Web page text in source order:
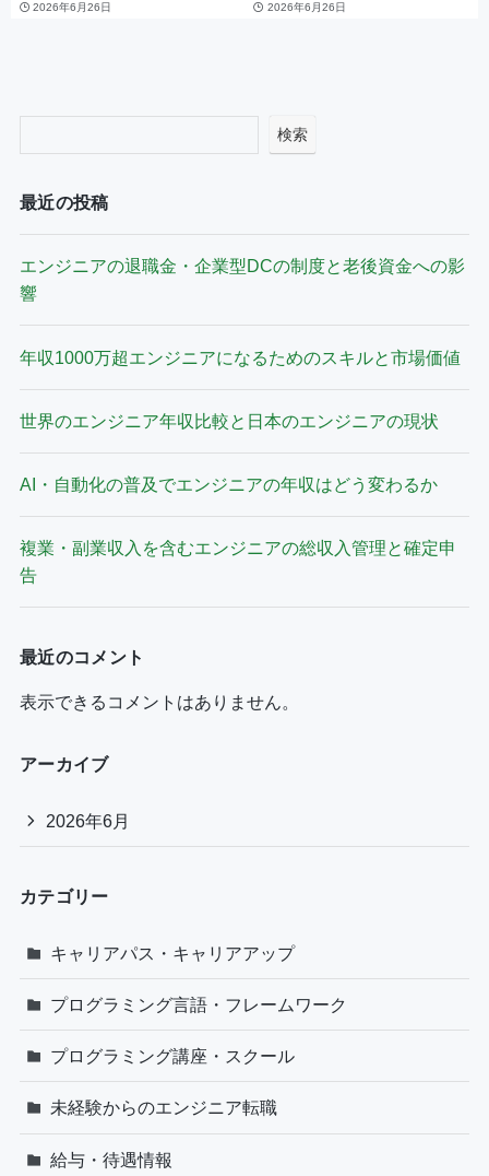
2026年6月26日 2026年6月26日
検索
最近の投稿
エンジニアの退職金・企業型DCの制度と老後資金への影
響
年収1000万超エンジニアになるためのスキルと市場価値
世界のエンジニア年収比較と日本のエンジニアの現状
AI・自動化の普及でエンジニアの年収はどう変わるか
複業・副業収入を含むエンジニアの総収入管理と確定申
告
最近のコメント
表示できるコメントはありません。
アーカイブ
2026年6月
カテゴリー
キャリアパス・キャリアアップ
プログラミング言語・フレームワーク
プログラミング講座・スクール
未経験からのエンジニア転職
給与・待遇情報